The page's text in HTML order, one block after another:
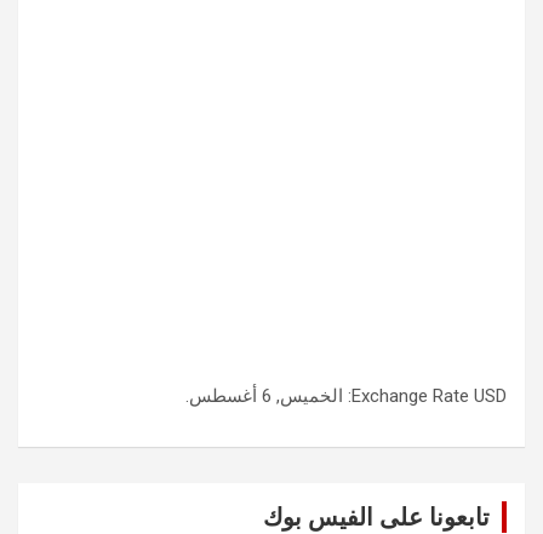
Exchange Rate USD : الخميس, 6 أغسطس.
تابعونا على الفيس بوك